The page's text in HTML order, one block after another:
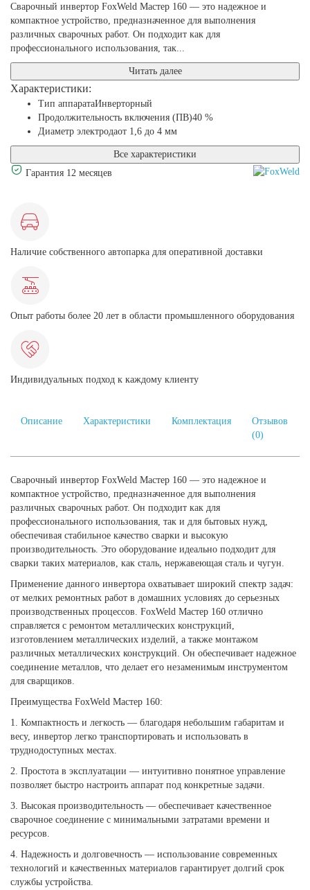
Сварочный инвертор FoxWeld Мастер 160 — это надежное и
компактное устройство, предназначенное для выполнения
различных сварочных работ. Он подходит как для
профессионального использования, так...
Читать далее
Характеристики:
Тип аппаратаИнверторный
Продолжительность включения (ПВ)40 %
Диаметр электродаот 1,6 до 4 мм
Все характеристики
Гарантия 12 месяцев
Наличие собственного автопарка для оперативной доставки
Опыт работы более 20 лет в области промышленного оборудования
Индивидуальных подход к каждому клиенту
Описание Характеристики Комплектация
Отзывов
(0)
Сварочный инвертор FoxWeld Мастер 160 — это надежное и
компактное устройство, предназначенное для выполнения
различных сварочных работ. Он подходит как для
профессионального использования, так и для бытовых нужд,
обеспечивая стабильное качество сварки и высокую
производительность. Это оборудование идеально подходит для
сварки таких материалов, как сталь, нержавеющая сталь и чугун.
Применение данного инвертора охватывает широкий спектр задач:
от мелких ремонтных работ в домашних условиях до серьезных
производственных процессов. FoxWeld Мастер 160 отлично
справляется с ремонтом металлических конструкций,
изготовлением металлических изделий, а также монтажом
различных металлических конструкций. Он обеспечивает надежное
соединение металлов, что делает его незаменимым инструментом
для сварщиков.
Преимущества FoxWeld Мастер 160:
1. Компактность и легкость — благодаря небольшим габаритам и
весу, инвертор легко транспортировать и использовать в
труднодоступных местах.
2. Простота в эксплуатации — интуитивно понятное управление
позволяет быстро настроить аппарат под конкретные задачи.
3. Высокая производительность — обеспечивает качественное
сварочное соединение с минимальными затратами времени и
ресурсов.
4. Надежность и долговечность — использование современных
технологий и качественных материалов гарантирует долгий срок
службы устройства.